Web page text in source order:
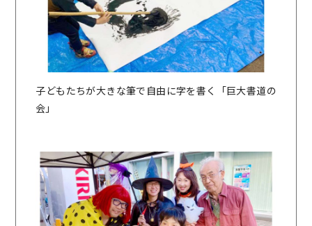
子どもたちが大きな筆で自由に字を書く「巨大書道の
会」